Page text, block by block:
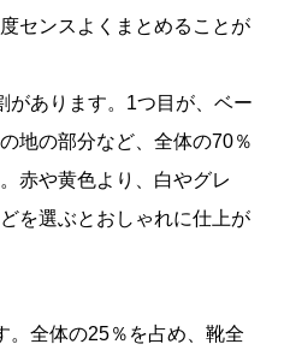
センスよくまとめることが
があります。1つ目が、ベー
地の部分など、全体の70％
赤や黄色より、白やグレ
を選ぶとおしゃれに仕上が
。全体の25％を占め、靴全